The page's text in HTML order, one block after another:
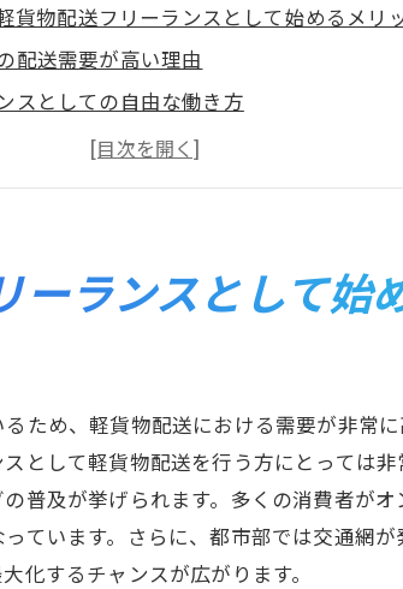
貨物配送フリーランスとして始めるメリ
配送需要が高い理由
スとしての自由な働き方
の初期投資が少ない魅力
ビジネスの強み
のフリーランスのキャリア展望
ーランスで安定収入を得る方法
化するための時間管理法
かした収入アップ術
増やす営業テクニック
別化を図るサービス提供
ランスとして始
ため、軽貨物配送における需要が非常
として軽貨物配送を行う方にとっては
普及が挙げられます。多くの消費者が
ています。さらに、都市部では交通網
化するチャンスが広がります。